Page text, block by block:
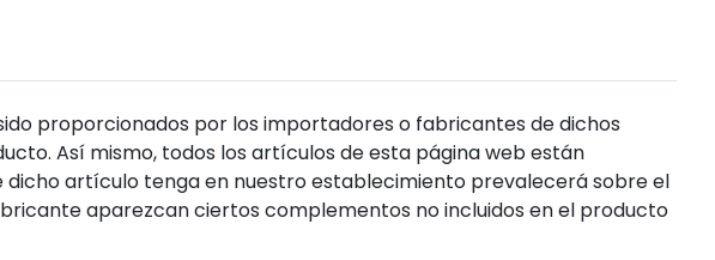
proporcionados por los importadores o fabricantes de dichos
Así mismo, todos los artículos de esta página web están
dicho artículo tenga en nuestro establecimiento prevalecerá sobre el
aparezcan ciertos complementos no incluidos en el producto